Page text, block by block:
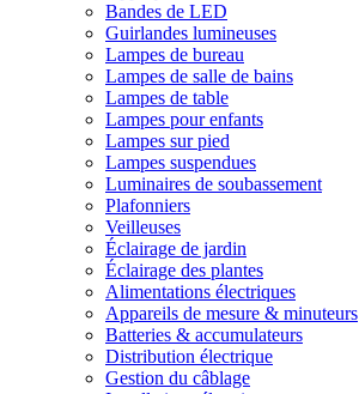
Bandes de LED
Guirlandes lumineuses
Lampes de bureau
Lampes de salle de bains
Lampes de table
Lampes pour enfants
Lampes sur pied
Lampes suspendues
Luminaires de soubassement
Plafonniers
Veilleuses
Éclairage de jardin
Éclairage des plantes
Alimentations électriques
Appareils de mesure & minuteurs
Batteries & accumulateurs
Distribution électrique
Gestion du câblage